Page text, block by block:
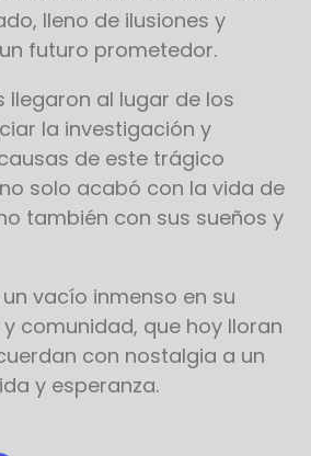
lleno de ilusiones y
futuro prometedor.
llegaron al lugar de los
la investigación y
de este trágico
solo acabó con la vida de
también con sus sueños y
vacío inmenso en su
comunidad, que hoy lloran
con nostalgia a un
y esperanza.